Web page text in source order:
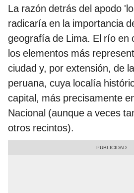
La razón detrás del apodo
radicaría en la importancia
geografía de Lima. El río en
los elementos más
ciudad y, por extensión, de
peruana, cuya localía
capital, más precisamente
Nacional (aunque a veces
otros recintos).